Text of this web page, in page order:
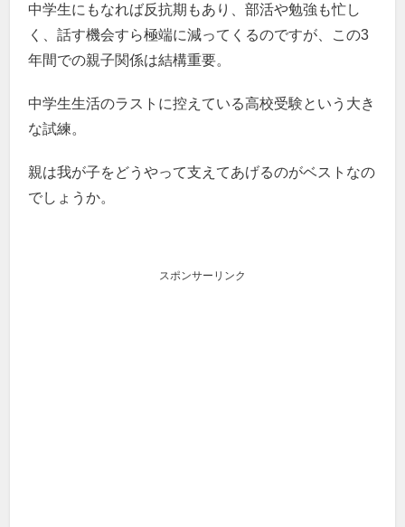
中学生にもなれば反抗期もあり、部活や勉強も忙し
く、話す機会すら極端に減ってくるのですが、この3
年間での親子関係は結構重要。
中学生生活のラストに控えている高校受験という大き
な試練。
親は我が子をどうやって支えてあげるのがベストなの
でしょうか。
スポンサーリンク